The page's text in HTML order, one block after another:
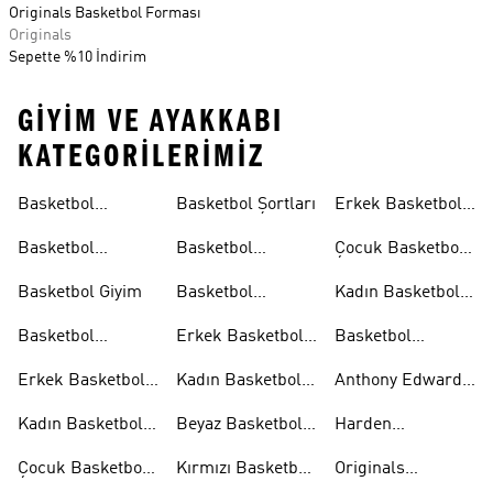
Originals Basketbol Forması
Originals
Sepette %10 İndirim
GIYIM VE AYAKKABI
KATEGORILERIMIZ
Basketbol
Basketbol
Basketbol Giyim
Basketbol
Erkek Basketbol
Kadın Basketbol
Çocuk Basketbol
Basketbol Şortları
Basketbol
Basketbol
Erkek Basketbol
Kadın Basketbol
Beyaz Basketbol
Kırmızı Basketbol
Erkek Basketbol
Çocuk Basketbol
Kadın Basketbol
Basketbol
Takımları
Anthony Edwards
Harden
Originals